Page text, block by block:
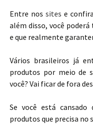
Entre nos sites e
além disso, você
e que realmente
Vários brasileiros já
produtos por meio de
você? Vai ficar de fora
Se você está
produtos que precisa